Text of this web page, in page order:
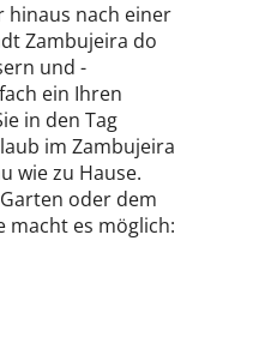
hinaus nach einer
Zambujeira do
und -
ein Ihren
in den Tag
im Zambujeira
wie zu Hause.
oder dem
macht es möglich: